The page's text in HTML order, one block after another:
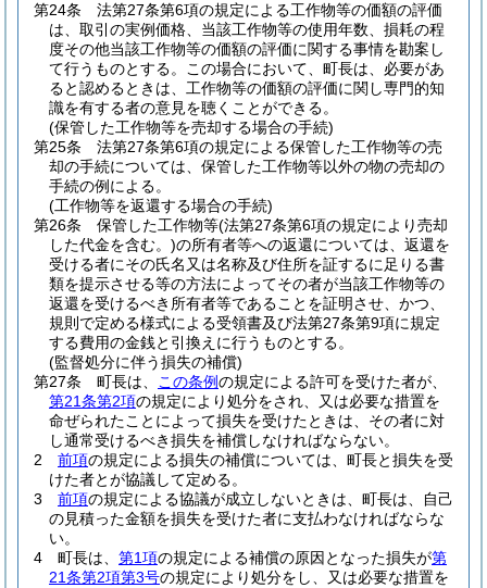
第24条
法第27条第6項の規定による工作物等の価額の評価
は、取引の実例価格、当該工作物等の使用年数、損耗の程
度その他当該工作物等の価額の評価に関する事情を勘案し
て行うものとする。
この場合において、町長は、必要があ
ると認めるときは、工作物等の価額の評価に関し専門的知
識を有する者の意見を聴くことができる。
(保管した工作物等を売却する場合の手続)
第25条
法第27条第6項の規定による保管した工作物等の売
却の手続については、保管した工作物等以外の物の売却の
手続の例による。
(工作物等を返還する場合の手続)
第26条
保管した工作物等(法第27条第6項の規定により売却
した代金を含む。)の所有者等への返還については、返還を
受ける者にその氏名又は名称及び住所を証するに足りる書
類を提示させる等の方法によってその者が当該工作物等の
返還を受けるべき所有者等であることを証明させ、かつ、
規則で定める様式による受領書及び法第27条第9項に規定
する費用の金銭と引換えに行うものとする。
(監督処分に伴う損失の補償)
第27条
町長は、 この条例の規定による許可を受けた者が、
第21条第2項の規定により処分をされ、又は必要な措置を
命ぜられたことによって損失を受けたときは、その者に対
し通常受けるべき損失を補償しなければならない。
2
前項の規定による損失の補償については、町長と損失を受
けた者とが協議して定める。
3
前項の規定による協議が成立しないときは、町長は、自己
の見積った金額を損失を受けた者に支払わなければならな
い。
4
町長は、 第1項の規定による補償の原因となった損失が第
21条第2項第3号の規定により処分をし、又は必要な措置を